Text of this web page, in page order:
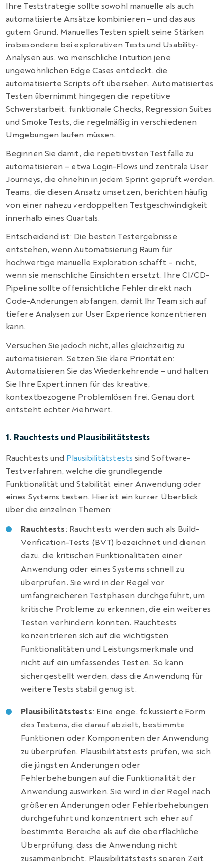
Ihre Teststrategie sollte sowohl manuelle als auch
automatisierte Ansätze kombinieren – und das aus
gutem Grund. Manuelles Testen spielt seine Stärken
insbesondere bei explorativen Tests und Usability-
Analysen aus, wo menschliche Intuition jene
ungewöhnlichen Edge Cases entdeckt, die
automatisierte Scripts oft übersehen. Automatisiertes
Testen übernimmt hingegen die repetitive
Schwerstarbeit: funktionale Checks, Regression Suites
und Smoke Tests, die regelmäßig in verschiedenen
Umgebungen laufen müssen.
Beginnen Sie damit, die repetitivsten Testfälle zu
automatisieren – etwa Login-Flows und zentrale User
Journeys, die ohnehin in jedem Sprint geprüft werden.
Teams, die diesen Ansatz umsetzen, berichten häufig
von einer nahezu verdoppelten Testgeschwindigkeit
innerhalb eines Quartals.
Entscheidend ist: Die besten Testergebnisse
entstehen, wenn Automatisierung Raum für
hochwertige manuelle Exploration schafft – nicht,
wenn sie menschliche Einsichten ersetzt. Ihre CI/CD-
Pipeline sollte offensichtliche Fehler direkt nach
Code-Änderungen abfangen, damit Ihr Team sich auf
tiefere Analysen zur User Experience konzentrieren
kann.
Versuchen Sie jedoch nicht, alles gleichzeitig zu
automatisieren. Setzen Sie klare Prioritäten:
Automatisieren Sie das Wiederkehrende – und halten
Sie Ihre Expert:innen für das kreative,
kontextbezogene Problemlösen frei. Genau dort
entsteht echter Mehrwert.
1. Rauchtests und Plausibilitätstests
Rauchtests und Plausibilitätstests sind Software-
Testverfahren, welche die grundlegende
Funktionalität und Stabilität einer Anwendung oder
eines Systems testen. Hier ist ein kurzer Überblick
über die einzelnen Themen:
Rauchtests: Rauchtests werden auch als Build-
Verification-Tests (BVT) bezeichnet und dienen
dazu, die kritischen Funktionalitäten einer
Anwendung oder eines Systems schnell zu
überprüfen. Sie wird in der Regel vor
umfangreicheren Testphasen durchgeführt, um
kritische Probleme zu erkennen, die ein weiteres
Testen verhindern könnten. Rauchtests
konzentrieren sich auf die wichtigsten
Funktionalitäten und Leistungsmerkmale und
nicht auf ein umfassendes Testen. So kann
sichergestellt werden, dass die Anwendung für
weitere Tests stabil genug ist.
Plausibilitätstests: Eine enge, fokussierte Form
des Testens, die darauf abzielt, bestimmte
Funktionen oder Komponenten der Anwendung
zu überprüfen. Plausibilitätstests prüfen, wie sich
die jüngsten Änderungen oder
Fehlerbehebungen auf die Funktionalität der
Anwendung auswirken. Sie wird in der Regel nach
größeren Änderungen oder Fehlerbehebungen
durchgeführt und konzentriert sich eher auf
bestimmte Bereiche als auf die oberflächliche
Überprüfung, dass die Anwendung nicht
zusammenbricht. Plausibilitätstests sparen Zeit